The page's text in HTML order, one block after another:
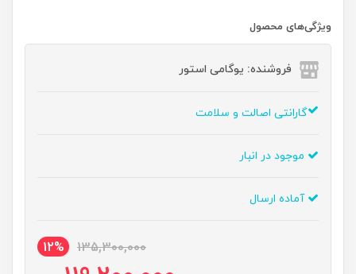
ویژگی‌های محصول
فروشنده: یوگامی استور
گارانتی اصالت و سلامت
موجود در انبار
آماده ارسال
135,300,000
12%